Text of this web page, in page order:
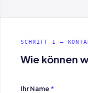
SCHRITT 1 —
Wie können
Ihr Name *